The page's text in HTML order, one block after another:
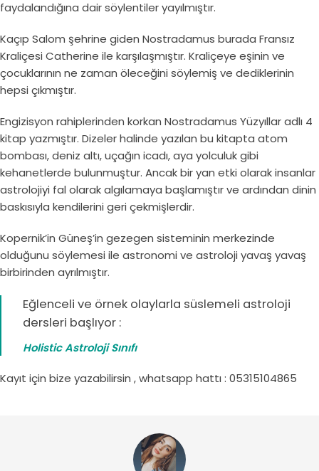
faydalandığına dair söylentiler yayılmıştır.
Kaçıp Salom şehrine giden Nostradamus burada Fransız
Kraliçesi Catherine ile karşılaşmıştır. Kraliçeye eşinin ve
çocuklarının ne zaman öleceğini söylemiş ve dediklerinin
hepsi çıkmıştır.
Engizisyon rahiplerinden korkan Nostradamus Yüzyıllar adlı 4
kitap yazmıştır. Dizeler halinde yazılan bu kitapta atom
bombası, deniz altı, uçağın icadı, aya yolculuk gibi
kehanetlerde bulunmuştur. Ancak bir yan etki olarak insanlar
astrolojiyi fal olarak algılamaya başlamıştır ve ardından dinin
baskısıyla kendilerini geri çekmişlerdir.
Kopernik’in Güneş’in gezegen sisteminin merkezinde
olduğunu söylemesi ile astronomi ve astroloji yavaş yavaş
birbirinden ayrılmıştır.
Eğlenceli ve örnek olaylarla süslemeli astroloji
dersleri başlıyor :
Holistic Astroloji Sınıfı
Kayıt için bize yazabilirsin , whatsapp hattı : 05315104865